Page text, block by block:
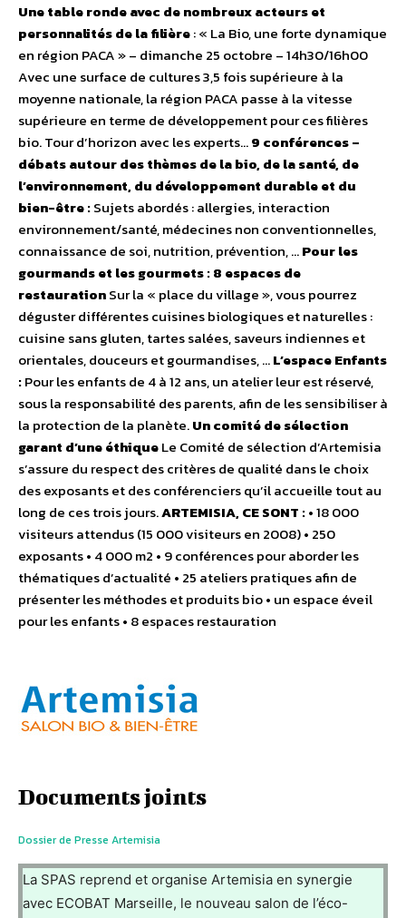
Une table ronde avec de nombreux acteurs et
personnalités de la filière: « La Bio, une forte dynamique
en région PACA » – dimanche 25 octobre – 14h30/16h00
Avec une surface de cultures 3,5 fois supérieure à la
moyenne nationale, la région PACA passe à la vitesse
supérieure en terme de développement pour ces filières
bio. Tour d’horizon avec les experts…9 conférences –
débats autour des thèmes de la bio, de la santé, de
l’environnement, du développement durable et du
bien-être :Sujets abordés : allergies, interaction
environnement/santé, médecines non conventionnelles,
connaissance de soi, nutrition, prévention, …Pour les
gourmands et les gourmets : 8 espaces de
restaurationSur la « place du village », vous pourrez
déguster différentes cuisines biologiques et naturelles :
cuisine sans gluten, tartes salées, saveurs indiennes et
orientales, douceurs et gourmandises, …L’espace Enfants
:Pour les enfants de 4 à 12 ans, un atelier leur est réservé,
sous la responsabilité des parents, afin de les sensibiliser à
la protection de la planète.Un comité de sélection
garant d’une éthiqueLe Comité de sélection d’Artemisia
s’assure du respect des critères de qualité dans le choix
des exposants et des conférenciers qu’il accueille tout au
long de ces trois jours.ARTEMISIA, CE SONT :• 18 000
visiteurs attendus (15 000 visiteurs en 2008) • 250
exposants • 4 000 m2 • 9 conférences pour aborder les
thématiques d’actualité • 25 ateliers pratiques afin de
présenter les méthodes et produits bio • un espace éveil
pour les enfants • 8 espaces restauration
Documents joints
Dossier de Presse Artemisia
La SPAS reprend et organise Artemisia en synergie
avec ECOBAT Marseille, le nouveau salon de l’éco-